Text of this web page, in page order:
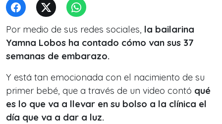
Por medio de sus redes sociales, la bailarina
Yamna Lobos ha contado cómo van sus 37
semanas de embarazo.
Y está tan emocionada con el nacimiento de su
primer bebé, que a través de un video contó qué
es lo que va a llevar en su bolso a la clínica el
día que va a dar a luz.